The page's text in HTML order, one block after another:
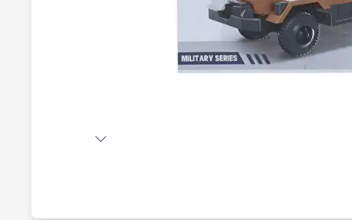
Nerf
Silah Setleri